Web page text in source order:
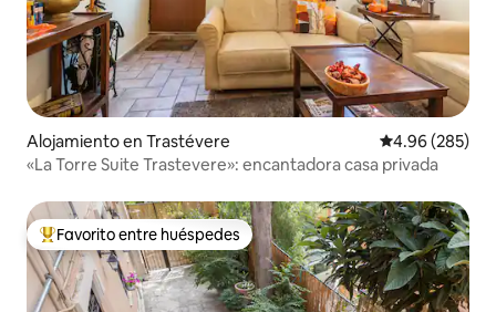
Alojamiento en Trastévere Calificación
4.96 (285)
«La Torre Suite Trastevere»: encantadora casa privada
Favorito entre huéspedes preferido
Favorito entre huéspedes